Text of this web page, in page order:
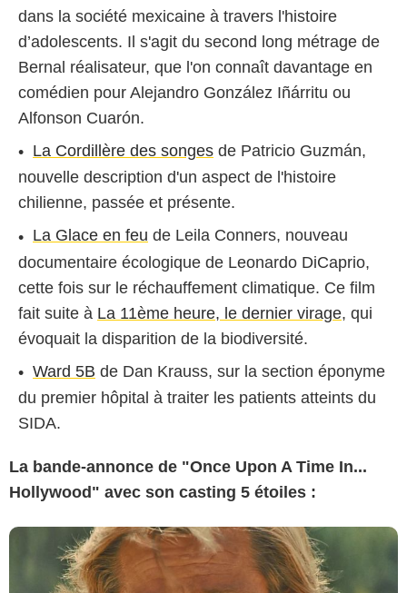
dans la société mexicaine à travers l'histoire
d’adolescents. Il s'agit du second long métrage de
Bernal réalisateur, que l'on connaît davantage en
comédien pour Alejandro González Iñárritu ou
Alfonson Cuarón.
La Cordillère des songes de Patricio Guzmán,
nouvelle description d'un aspect de l'histoire
chilienne, passée et présente.
La Glace en feu de Leila Conners, nouveau
documentaire écologique de Leonardo DiCaprio,
cette fois sur le réchauffement climatique. Ce film
fait suite à La 11ème heure, le dernier virage, qui
évoquait la disparition de la biodiversité.
Ward 5B de Dan Krauss, sur la section éponyme
du premier hôpital à traiter les patients atteints du
SIDA.
La bande-annonce de "Once Upon A Time In...
Hollywood" avec son casting 5 étoiles :